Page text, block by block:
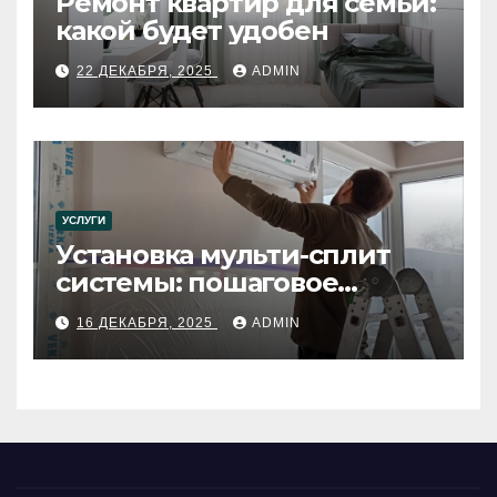
какой будет удобен
22 ДЕКАБРЯ, 2025 ADMIN
УСЛУГИ
Установка мульти-сплит
системы: пошаговое
руководство
16 ДЕКАБРЯ, 2025 ADMIN